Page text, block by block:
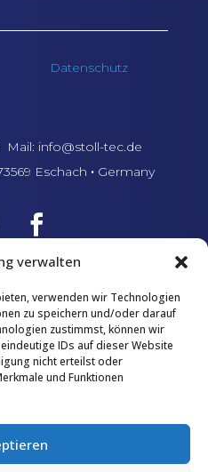
verwalten
verwenden wir Technologien
zu speichern und/oder darauf
zustimmst, können wir
IDs auf dieser Website
nicht erteilst oder
und Funktionen
Datenschutz
Mail: info@stoll-tec.de
Eschach · Germany